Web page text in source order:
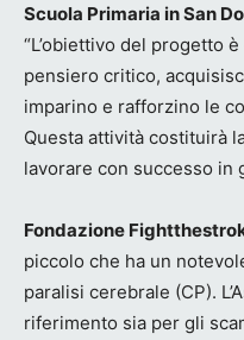
Scuola Primaria in San
“L’obiettivo del progetto
pensiero critico,
imparino e rafforzino le
Questa attività costituirà
lavorare con successo in
Fondazione
piccolo che ha un
paralisi cerebrale (CP).
riferimento sia per gli